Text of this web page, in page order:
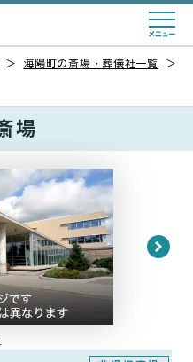
＞ 海陽町の斎場・葬儀社一覧
＞
場